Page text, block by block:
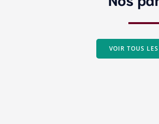
VOIR TOUS